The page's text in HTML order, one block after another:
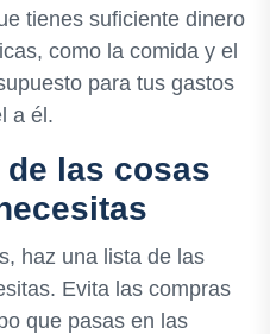
tienes suficiente dinero
como la comida y el
para tus gastos
a él.
las cosas
haz una lista de las
Evita las compras
que pasas en las